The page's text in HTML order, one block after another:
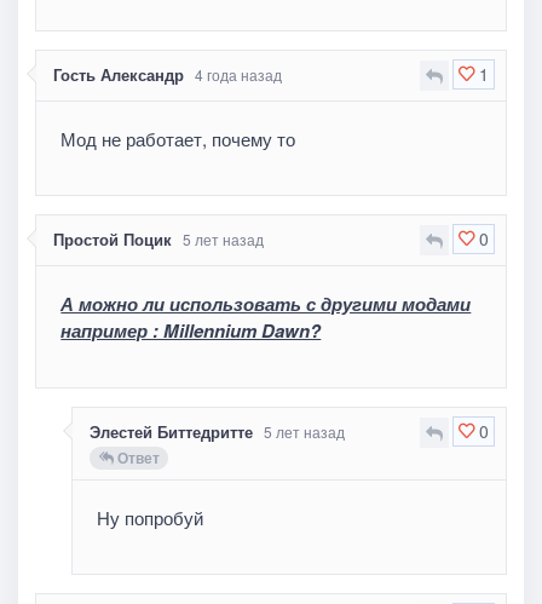
1
Гость Александр 4 года назад
Мод не работает, почему то
0
Простой Поцик 5 лет назад
А можно ли использовать с другими модами
например : Millennium Dawn?
0
Элестей Биттедритте 5 лет назад
Ответ
Ну попробуй